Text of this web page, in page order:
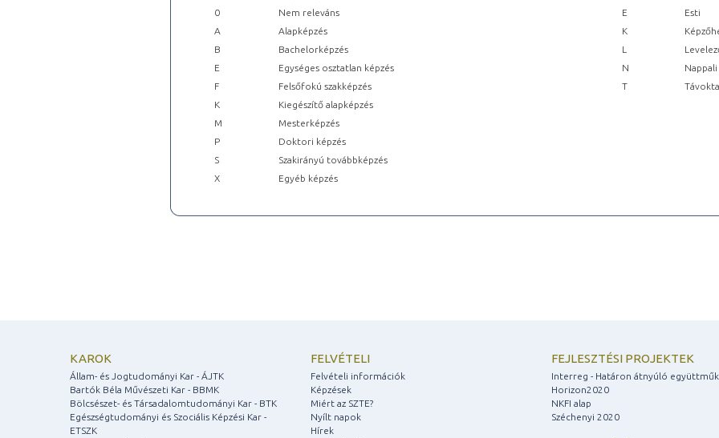
0
Nem releváns E
Esti
A
Alapképzés K
B
Bachelorképzés L
E
Egységes osztatlan képzés N
Nappali
F
Felsőfokú szakképzés T
K
Kiegészítő alapképzés
M
Mesterképzés
P
Doktori képzés
S
Szakirányú továbbképzés
X
Egyéb képzés
KAROK
Állam- és Jogtudományi Kar - ÁJTK
Bartók Béla Művészeti Kar - BBMK
Bölcsészet- és Társadalomtudományi Kar - BTK
Egészségtudományi és Szociális Képzési Kar -
ETSZK
FELVÉTELI
Felvételi információk
Képzések
Miért az SZTE?
Nyílt napok
Hírek
FEJLESZTÉSI PROJEKTEK
Interreg - Határon átnyúló
Horizon2020
NKFI alap
Széchenyi 2020